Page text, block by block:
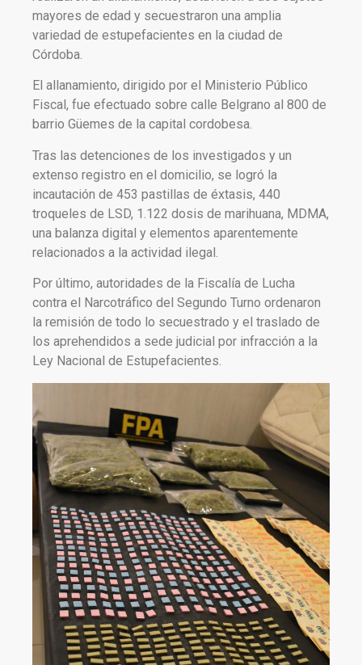
mayores de edad y secuestraron una amplia
variedad de estupefacientes en la ciudad de
Córdoba.
El allanamiento, dirigido por el Ministerio Público
Fiscal, fue efectuado sobre calle Belgrano al 800 de
barrio Güemes de la capital cordobesa.
Tras las detenciones de los investigados y un
extenso registro en el domicilio, se logró la
incautación de 453 pastillas de éxtasis, 440
troqueles de LSD, 1.122 dosis de marihuana, MDMA,
una balanza digital y elementos aparentemente
relacionados a la actividad ilegal.
Por último, autoridades de la Fiscalía de Lucha
contra el Narcotráfico del Segundo Turno ordenaron
la remisión de todo lo secuestrado y el traslado de
los aprehendidos a sede judicial por infracción a la
Ley Nacional de Estupefacientes.